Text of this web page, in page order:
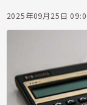
2025年09月25日